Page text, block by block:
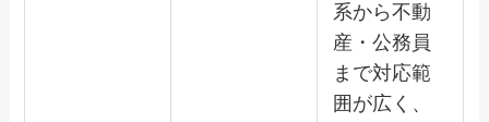
系から不動
産・公務員
まで対応範
囲が広く、